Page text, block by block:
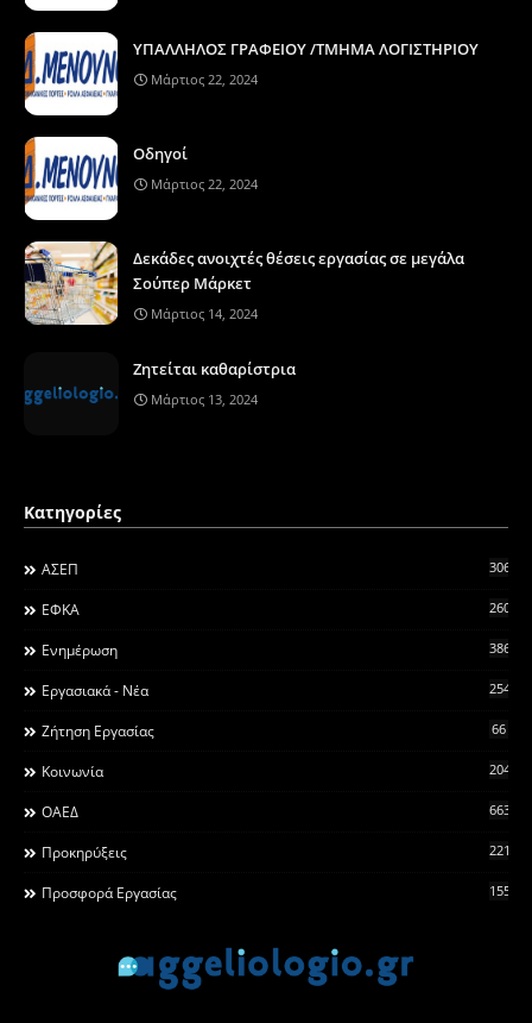
ΥΠΑΛΛΗΛΟΣ ΓΡΑΦΕΙΟΥ /ΤΜΗΜΑ ΛΟΓΙΣΤΗΡΙΟΥ
Μάρτιος 22, 2024
Οδηγοί
Μάρτιος 22, 2024
Δεκάδες ανοιχτές θέσεις εργασίας σε μεγάλα
Σούπερ Μάρκετ
Μάρτιος 14, 2024
Ζητείται καθαρίστρια
Μάρτιος 13, 2024
Κατηγορίες
ΑΣΕΠ 306
ΕΦΚΑ 260
Ενημέρωση 3868
Εργασιακά - Νέα 2546
Ζήτηση Εργασίας 66
Κοινωνία 2044
ΟΑΕΔ 663
Προκηρύξεις 2215
Προσφορά Εργασίας 155